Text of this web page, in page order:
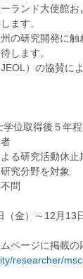
ランド大使館
ます。
の研究開発に触
します。
）の協賛に
位取得後５年
研究活動休止
究分野を対象
問
（金）～12月13
ページに掲載の
researcher/